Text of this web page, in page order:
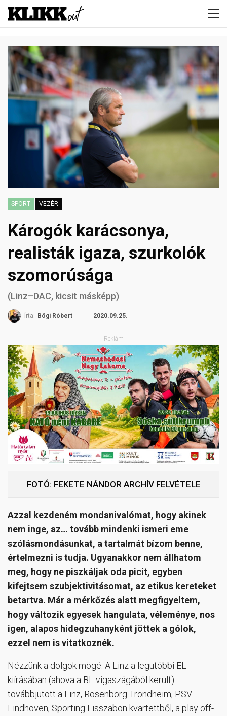
SPORT VEZÉR
Károgók karácsonya,
realisták igaza, szurkolók
szomorúsága
(Linz–DAC, kicsit másképp)
Írta: Bögi Róbert 2020.09.25.
Reklám
FOTÓ: FEKETE NÁNDOR ARCHÍV FELVÉTELE
Azzal kezdeném mondanivalómat, hogy akinek
nem inge, az… tovább mindenki ismeri eme
szólásmondásunkat, a tartalmát bízom benne,
értelmezni is tudja. Ugyanakkor nem állhatom
meg, hogy ne piszkáljak oda picit, egyben
kifejtsem szubjektivitásomat, az etikus kereteket
betartva. Már a mérkőzés alatt megfigyeltem,
hogy változik egyesek hangulata, véleménye, nos
igen, alapos hidegzuhanyként jöttek a gólok,
ezzel nem is vitatkoznék.
Nézzünk a dolgok mögé. A Linz a legutóbbi EL-
kiírásában (ahova a BL vigaszágából került)
továbbjutott a Linz, Rosenborg Trondheim, PSV
Eindhoven, Sporting Lisszabon kvartettből, a play off-